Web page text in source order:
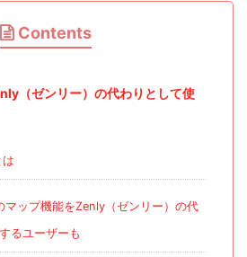
Contents
（ゼンリー）の代わりとして使
マップ機能をZenly（ゼンリー）の代
るユーザーも